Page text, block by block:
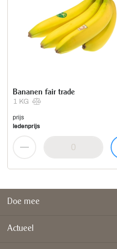
1 KG
Bananen fair trade
prijs
ledenprijs
Doe mee
Actueel